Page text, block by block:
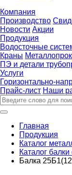
Компания
Производство
Новости Акции
Продукция
Водосточные
Краны
ПЭ и детали
Услуги
Горизонтально-
Прайс-лист Наши
Главная
Продукция
Каталог
Каталог
Балка